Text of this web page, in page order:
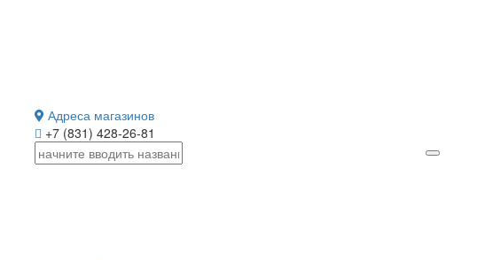
Адреса магазинов
+7 (831) 428-26-81